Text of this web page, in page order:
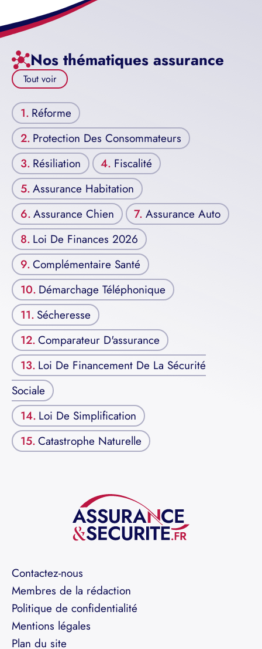
Nos thématiques assurance
Tout voir
Réforme
Protection Des Consommateurs
Résiliation
Fiscalité
Assurance Habitation
Assurance Chien
Assurance Auto
Loi De Finances 2026
Complémentaire Santé
Démarchage Téléphonique
Sécheresse
Comparateur D'assurance
Loi De Financement De La Sécurité
Sociale
Loi De Simplification
Catastrophe Naturelle
Contactez-nous
Membres de la rédaction
Politique de confidentialité
Mentions légales
Plan du site